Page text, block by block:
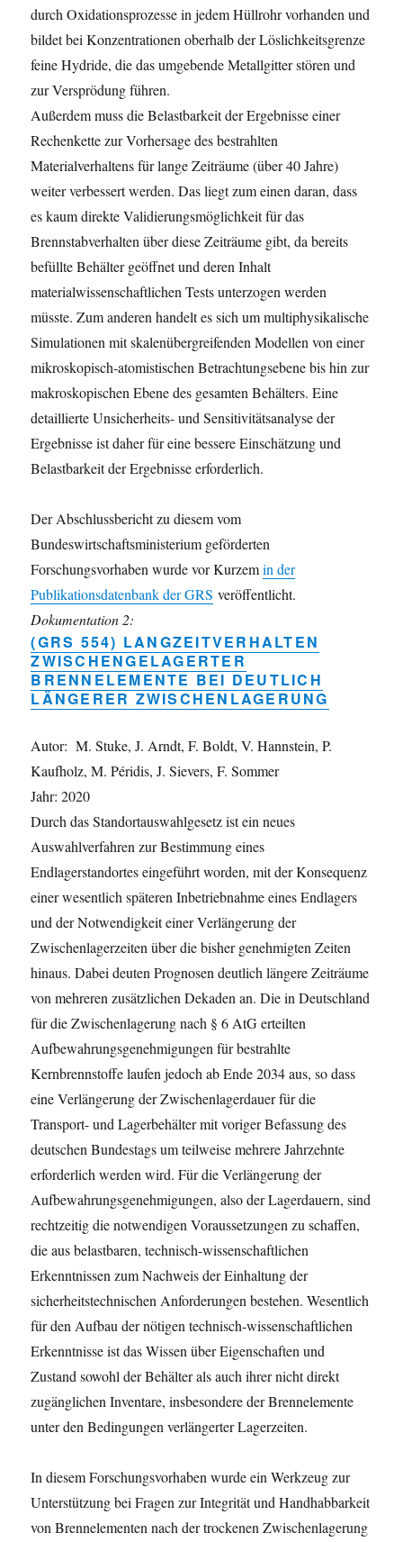
durch Oxidationsprozesse in jedem Hüllrohr vorhanden und
bildet bei Konzentrationen oberhalb der Löslichkeitsgrenze
feine Hydride, die das umgebende Metallgitter stören und
zur Versprödung führen.
Außerdem muss die Belastbarkeit der Ergebnisse einer
Rechenkette zur Vorhersage des bestrahlten
Materialverhaltens für lange Zeiträume (über 40 Jahre)
weiter verbessert werden. Das liegt zum einen daran, dass
es kaum direkte Validierungsmöglichkeit für das
Brennstabverhalten über diese Zeiträume gibt, da bereits
befüllte Behälter geöffnet und deren Inhalt
materialwissenschaftlichen Tests unterzogen werden
müsste. Zum anderen handelt es sich um multiphysikalische
Simulationen mit skalenübergreifenden Modellen von einer
mikroskopisch-atomistischen Betrachtungsebene bis hin zur
makroskopischen Ebene des gesamten Behälters. Eine
detaillierte Unsicherheits- und Sensitivitätsanalyse der
Ergebnisse ist daher für eine bessere Einschätzung und
Belastbarkeit der Ergebnisse erforderlich.
Der Abschlussbericht zu diesem vom
Bundeswirtschaftsministerium geförderten
Forschungsvorhaben wurde vor Kurzemin der
Publikationsdatenbank der GRS veröffentlicht.
Dokumentation 2:
(GRS 554) LANGZEITVERHALTEN
ZWISCHENGELAGERTER
BRENNELEMENTE BEI DEUTLICH
LÄNGERER ZWISCHENLAGERUNG
Autor: M. Stuke, J. Arndt, F. Boldt, V. Hannstein, P.
Kaufholz, M. Péridis, J. Sievers, F. Sommer
Jahr: 2020
Durch das Standortauswahlgesetz ist ein neues
Auswahlverfahren zur Bestimmung eines
Endlagerstandortes eingeführt worden, mit der Konsequenz
einer wesentlich späteren Inbetriebnahme eines Endlagers
und der Notwendigkeit einer Verlängerung der
Zwischenlagerzeiten über die bisher genehmigten Zeiten
hinaus. Dabei deuten Prognosen deutlich längere Zeiträume
von mehreren zusätzlichen Dekaden an. Die in Deutschland
für die Zwischenlagerung nach § 6 AtG erteilten
Aufbewahrungsgenehmigungen für bestrahlte
Kernbrennstoffe laufen jedoch ab Ende 2034 aus, so dass
eine Verlängerung der Zwischenlagerdauer für die
Transport- und Lagerbehälter mit voriger Befassung des
deutschen Bundestags um teilweise mehrere Jahrzehnte
erforderlich werden wird. Für die Verlängerung der
Aufbewahrungsgenehmigungen, also der Lagerdauern, sind
rechtzeitig die notwendigen Voraussetzungen zu schaffen,
die aus belastbaren, technisch-wissenschaftlichen
Erkenntnissen zum Nachweis der Einhaltung der
sicherheitstechnischen Anforderungen bestehen. Wesentlich
für den Aufbau der nötigen technisch-wissenschaftlichen
Erkenntnisse ist das Wissen über Eigenschaften und
Zustand sowohl der Behälter als auch ihrer nicht direkt
zugänglichen Inventare, insbesondere der Brennelemente
unter den Bedingungen verlängerter Lagerzeiten.
In diesem Forschungsvorhaben wurde ein Werkzeug zur
Unterstützung bei Fragen zur Integrität und Handhabbarkeit
von Brennelementen nach der trockenen Zwischenlagerung